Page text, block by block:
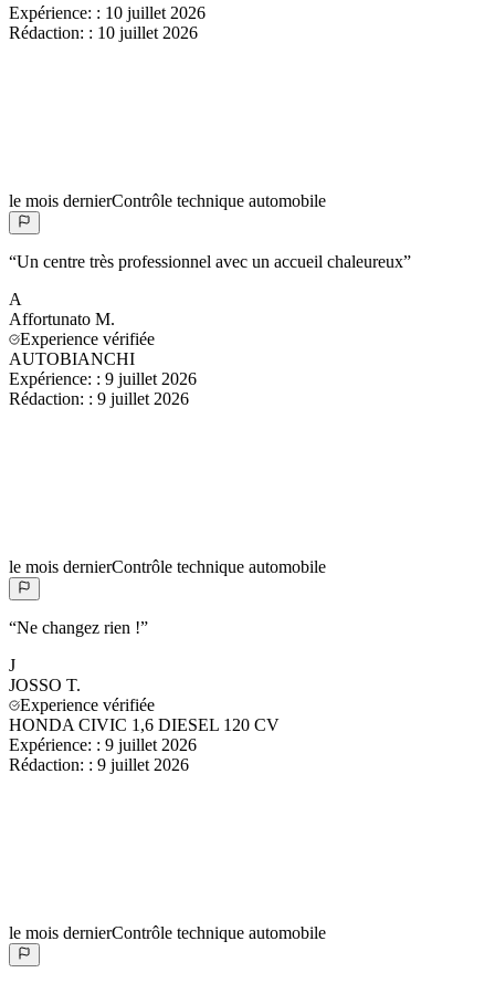
Expérience: : 10 juillet 2026
Rédaction: : 10 juillet 2026
le mois dernierContrôle technique automobile
“Un centre très professionnel avec un accueil chaleureux”
A
Affortunato M.
Experience vérifiée
AUTOBIANCHI
Expérience: : 9 juillet 2026
Rédaction: : 9 juillet 2026
le mois dernierContrôle technique automobile
“Ne changez rien !”
J
JOSSO T.
Experience vérifiée
HONDA CIVIC 1,6 DIESEL 120 CV
Expérience: : 9 juillet 2026
Rédaction: : 9 juillet 2026
le mois dernierContrôle technique automobile